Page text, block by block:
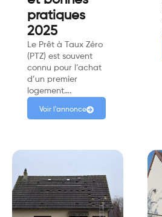
pratiques
2025
Le Prêt à Taux Zéro
(PTZ) est souvent
connu pour l’achat
d’un premier
logement….
Voir l'annonce